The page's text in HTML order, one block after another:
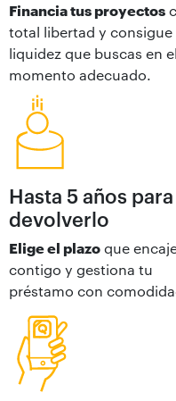
Financia tus proyectos
total libertad y consigue
liquidez que buscas en
momento adecuado.
Hasta 5 años para
devolverlo
Elige el plazoque
contigo y gestiona tu
préstamo con